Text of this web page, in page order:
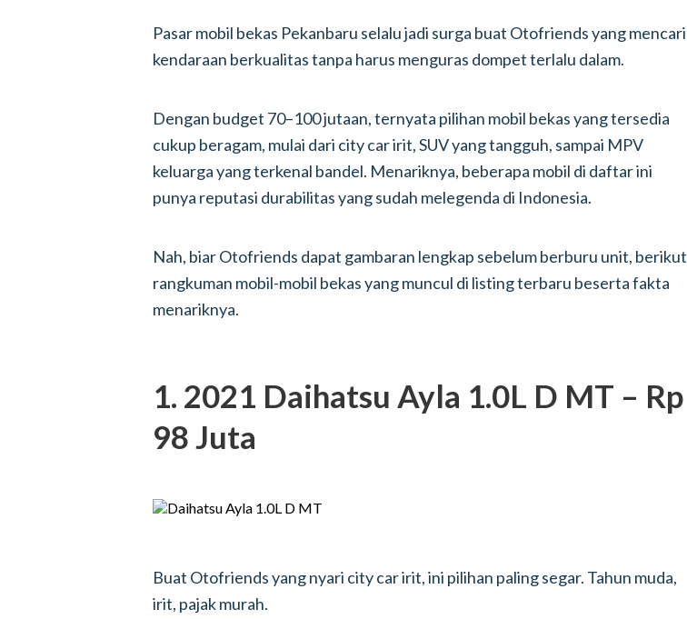
Pasar mobil bekas Pekanbaru selalu jadi surga buat Otofriends yang mencari
kendaraan berkualitas tanpa harus menguras dompet terlalu dalam.
Dengan budget 70–100 jutaan, ternyata pilihan mobil bekas yang tersedia
cukup beragam, mulai dari city car irit, SUV yang tangguh, sampai MPV
keluarga yang terkenal bandel. Menariknya, beberapa mobil di daftar ini
punya reputasi durabilitas yang sudah melegenda di Indonesia.
Nah, biar Otofriends dapat gambaran lengkap sebelum berburu unit, berikut
rangkuman mobil-mobil bekas yang muncul di listing terbaru beserta fakta
menariknya.
1. 2021 Daihatsu Ayla 1.0L D MT – Rp
98 Juta
Buat Otofriends yang nyari city car irit, ini pilihan paling segar. Tahun muda,
irit, pajak murah.